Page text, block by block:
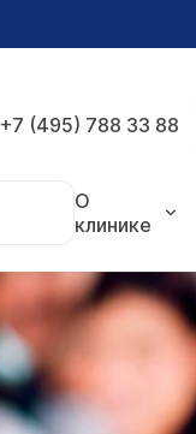
+7 (495) 788 33 88
О
клинике